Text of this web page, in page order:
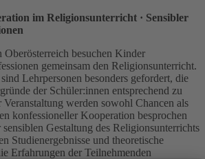
im Religionsunterricht · Sensibler
Oberösterreich besuchen Kinder
gemeinsam den Religionsunterricht.
Lehrpersonen besonders gefordert, die
der Schüler:innen entsprechend zu
werden sowohl Chancen als
konfessioneller Kooperation besprochen
Gestaltung des Religionsunterrichts
Studienergebnisse und theoretische
Erfahrungen der Teilnehmenden